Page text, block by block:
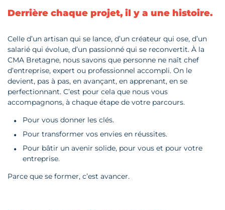
Derrière chaque projet, il y a une histoire.
Celle d’un artisan qui se lance, d’un créateur qui ose, d’un
salarié qui évolue, d’un passionné qui se reconvertit. À la
CMA Bretagne, nous savons que personne ne naît chef
d’entreprise, expert ou professionnel accompli. On le
devient, pas à pas, en avançant, en apprenant, en se
perfectionnant. C’est pour cela que nous vous
accompagnons, à chaque étape de votre parcours.
Pour vous donner les clés.
Pour transformer vos envies en réussites.
Pour bâtir un avenir solide, pour vous et pour votre
entreprise.
Parce que se former, c’est avancer.